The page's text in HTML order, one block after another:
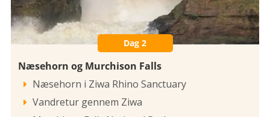
Dag 2
Næsehorn og Murchison Falls
 Næsehorn i Ziwa Rhino Sanctuary
 Vandretur gennem Ziwa